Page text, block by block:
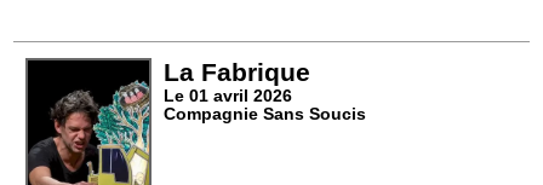
La Fabrique
Le 01 avril 2026
Compagnie Sans Soucis